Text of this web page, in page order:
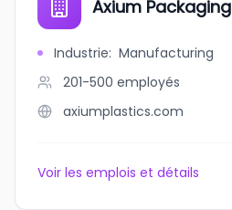
Axium Packaging
Industrie: Manufacturing
201-500 employés
axiumplastics.com
Voir les emplois et détails